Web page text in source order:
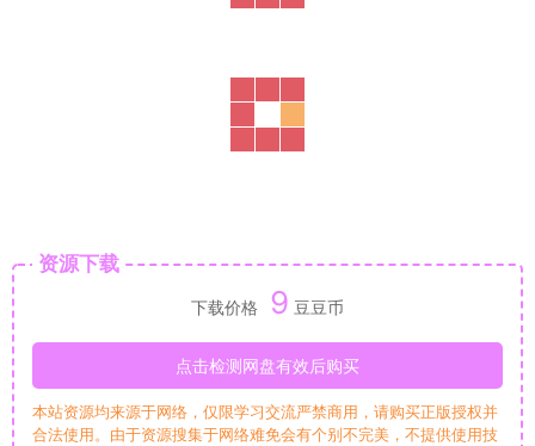
资源下载
下载价格 9 豆豆币
点击检测网盘有效后购买
本站资源均来源于网络，仅限学习交流严禁商用，请购买正版授权并
合法使用。由于资源搜集于网络难免会有个别不完美，不提供使用技